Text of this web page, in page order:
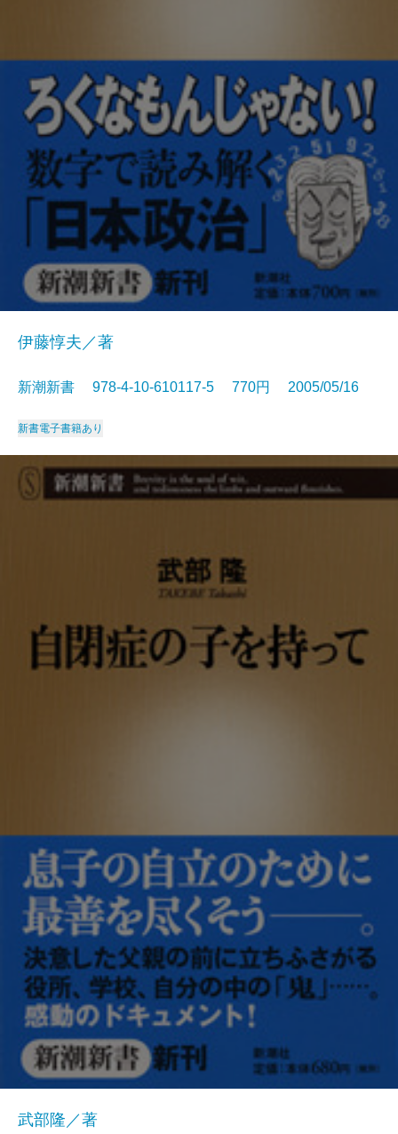
伊藤惇夫／著
新潮新書 978-4-10-610117-5 770円 2005/05/16
新書電子書籍あり
武部隆／著